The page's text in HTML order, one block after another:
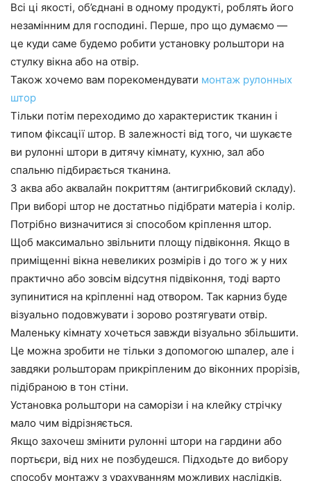
Всі ці якості, об’єднані в одному продукті, роблять його
незамінним для господині. Перше, про що думаємо —
це куди саме будемо робити установку рольштори на
стулку вікна або на отвір.
Також хочемо вам порекомендувати монтаж рулонных
штор
Тільки потім переходимо до характеристик тканин і
типом фіксації штор. В залежності від того, чи шукаєте
ви рулонні штори в дитячу кімнату, кухню, зал або
спальню підбирається тканина.
З аква або аквалайн покриттям (антигрибковий складу).
При виборі штор не достатньо підібрати матеріа і колір.
Потрібно визначитися зі способом кріплення штор.
Щоб максимально звільнити площу підвіконня. Якщо в
приміщенні вікна невеликих розмірів і до того ж у них
практично або зовсім відсутня підвіконня, тоді варто
зупинитися на кріпленні над отвором. Так карниз буде
візуально подовжувати і зорово розтягувати отвір.
Маленьку кімнату хочеться завжди візуально збільшити.
Це можна зробити не тільки з допомогою шпалер, але і
завдяки рольшторам прикріпленим до віконних прорізів,
підібраною в тон стіни.
Установка рольштори на саморізи і на клейку стрічку
мало чим відрізняється.
Якщо захочеш змінити рулонні штори на гардини або
портьєри, від них не позбудешся. Підходьте до вибору
способу монтажу з урахуванням можливих наслідків.